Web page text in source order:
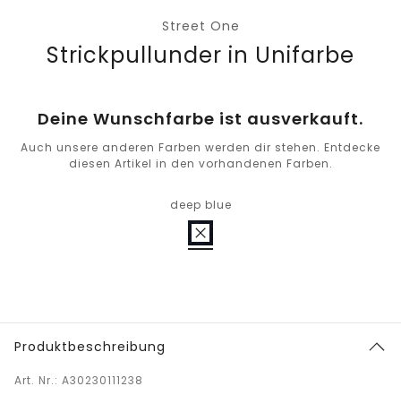
Street One
Strickpullunder in Unifarbe
Deine Wunschfarbe ist ausverkauft.
Auch unsere anderen Farben werden dir stehen. Entdecke
diesen Artikel in den vorhandenen Farben.
deep blue
Produktbeschreibung
Art. Nr.: A30230111238